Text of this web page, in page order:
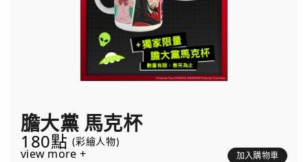
膽大黨 馬克杯
180點 (彩繪人物)
view more + 加入購物車